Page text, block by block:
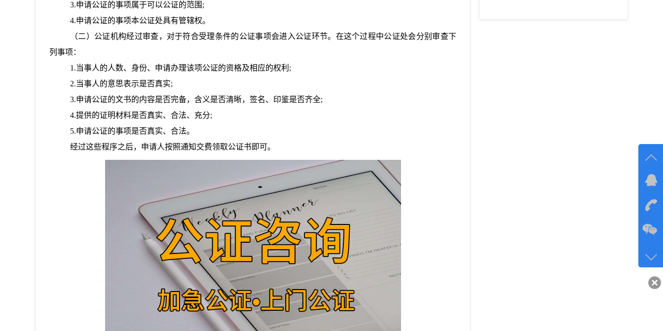
3.申请公证的事项属于可以公证的范围 ;
4.申请公证的事项本公证处具有管辖权。
（二）公证机构经过审查，对于符合受理条件的公证事项会进入公证环节。在这个过程中公证处会分别审查下
列事项：
1.当事人的人数、身份、申请办理该项公证的资格及相应的权利 ;
2.当事人的意思表示是否真实;
3.申请公证的文书的内容是否完备，含义是否清晰，签名、印鉴是否齐全;
4.提供的证明材料是否真实、合法、充分;
5.申请公证的事项是否真实、合法。
经过这些程序之后，申请人按照通知交费领取公证书即可。
在线
咨询
客服